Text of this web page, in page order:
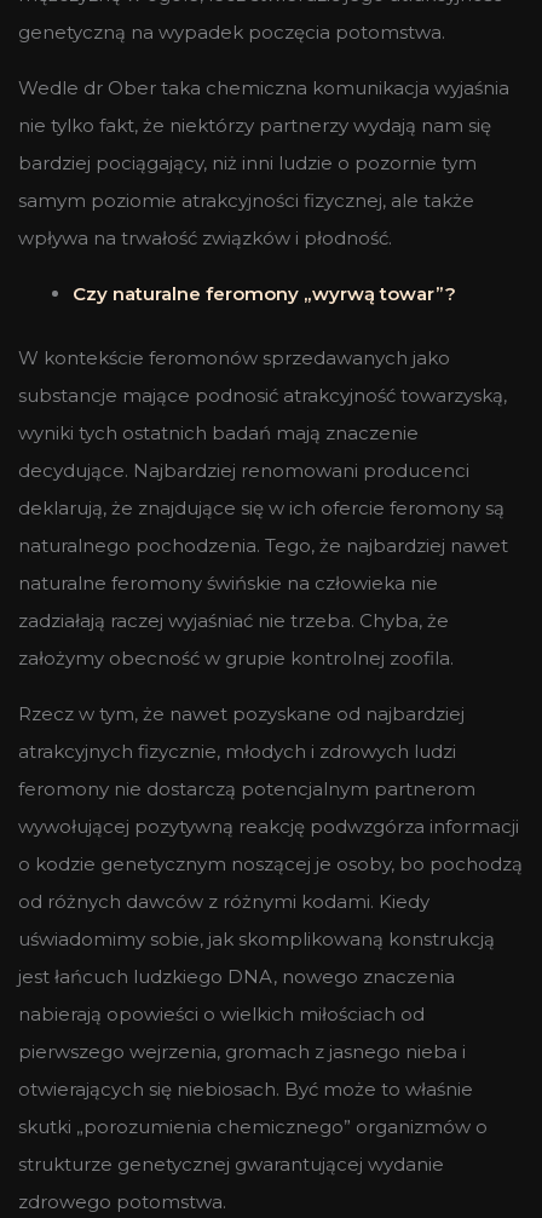
genetyczną na wypadek poczęcia potomstwa.
Wedle dr Ober taka chemiczna komunikacja wyjaśnia
nie tylko fakt, że niektórzy partnerzy wydają nam się
bardziej pociągający, niż inni ludzie o pozornie tym
samym poziomie atrakcyjności fizycznej, ale także
wpływa na trwałość związków i płodność.
Czy naturalne feromony „wyrwą towar”?
W kontekście feromonów sprzedawanych jako
substancje mające podnosić atrakcyjność towarzyską,
wyniki tych ostatnich badań mają znaczenie
decydujące. Najbardziej renomowani producenci
deklarują, że znajdujące się w ich ofercie feromony są
naturalnego pochodzenia. Tego, że najbardziej nawet
naturalne feromony świńskie na człowieka nie
zadziałają raczej wyjaśniać nie trzeba. Chyba, że
założymy obecność w grupie kontrolnej zoofila.
Rzecz w tym, że nawet pozyskane od najbardziej
atrakcyjnych fizycznie, młodych i zdrowych ludzi
feromony nie dostarczą potencjalnym partnerom
wywołującej pozytywną reakcję podwzgórza informacji
o kodzie genetycznym noszącej je osoby, bo pochodzą
od różnych dawców z różnymi kodami. Kiedy
uświadomimy sobie, jak skomplikowaną konstrukcją
jest łańcuch ludzkiego DNA, nowego znaczenia
nabierają opowieści o wielkich miłościach od
pierwszego wejrzenia, gromach z jasnego nieba i
otwierających się niebiosach. Być może to właśnie
skutki „porozumienia chemicznego” organizmów o
strukturze genetycznej gwarantującej wydanie
zdrowego potomstwa.